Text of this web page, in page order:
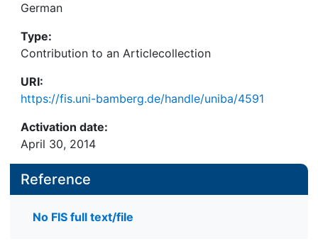
German
Type:
Contribution to an Articlecollection
URI:
https://fis.uni-bamberg.de/handle/uniba/4591
Activation date:
April 30, 2014
Reference
No FIS full text/file